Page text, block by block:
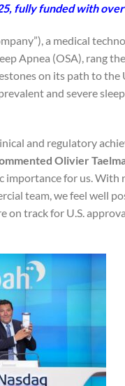
fully funded with
a medical
Apnea (OSA), rang
on its path to
and severe
and regulatory
Olivier
importance for us.
team, we feel well
track for U.S.